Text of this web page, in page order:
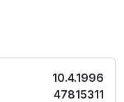
10.4.1996
47815311